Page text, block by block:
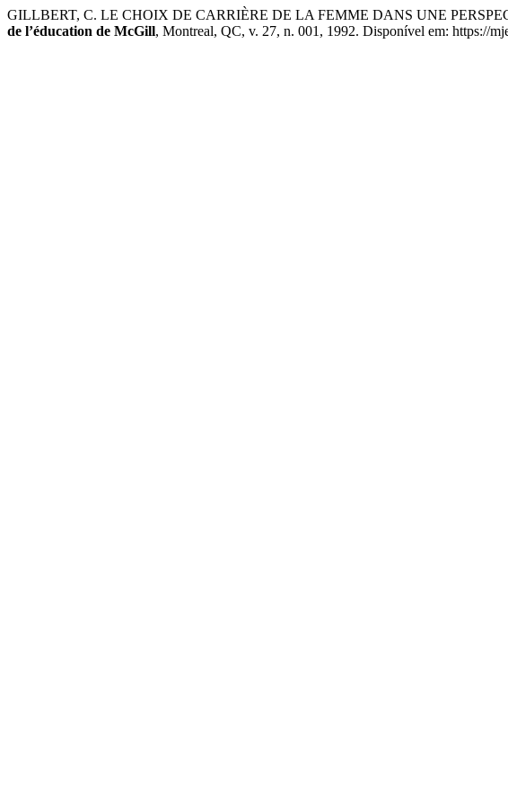
GILLBERT, C. LE CHOIX DE CARRIÈRE DE LA FEMME DANS UNE
de l’éducation de McGill, Montreal, QC, v. 27, n. 001, 1992. Disponível em: https://